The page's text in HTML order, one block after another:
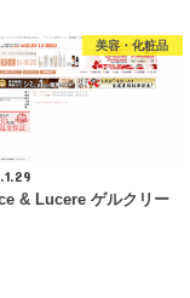
美容・化粧品
& Lucere ゲルクリー